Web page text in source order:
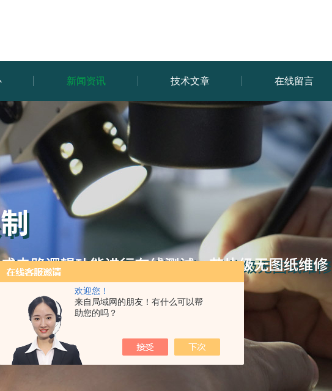
欢迎您！
来自局域网的朋友！有什么可以帮
助您的吗？
新闻资讯 技术文章 在线留言